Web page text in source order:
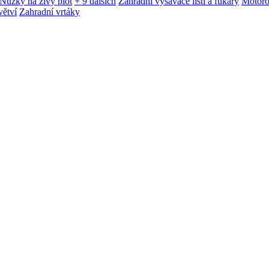
Zahradní vrtáky